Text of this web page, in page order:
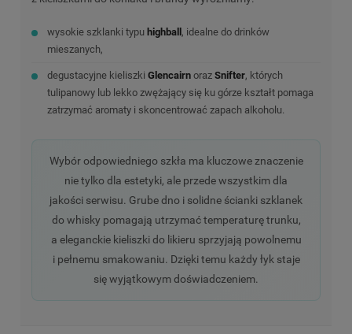
wysokie szklanki typu highball , idealne do drinków
mieszanych,
degustacyjne kieliszki Glencairnoraz Snifter, których
tulipanowy lub lekko zwężający się ku górze kształt pomaga
zatrzymać aromaty i skoncentrować zapach alkoholu.
Wybór odpowiedniego szkła ma kluczowe znaczenie
nie tylko dla estetyki, ale przede wszystkim dla
jakości serwisu. Grube dno i solidne ścianki szklanek
do whisky pomagają utrzymać temperaturę trunku,
a eleganckie kieliszki do likieru sprzyjają powolnemu
i pełnemu smakowaniu. Dzięki temu każdy łyk staje
się wyjątkowym doświadczeniem.